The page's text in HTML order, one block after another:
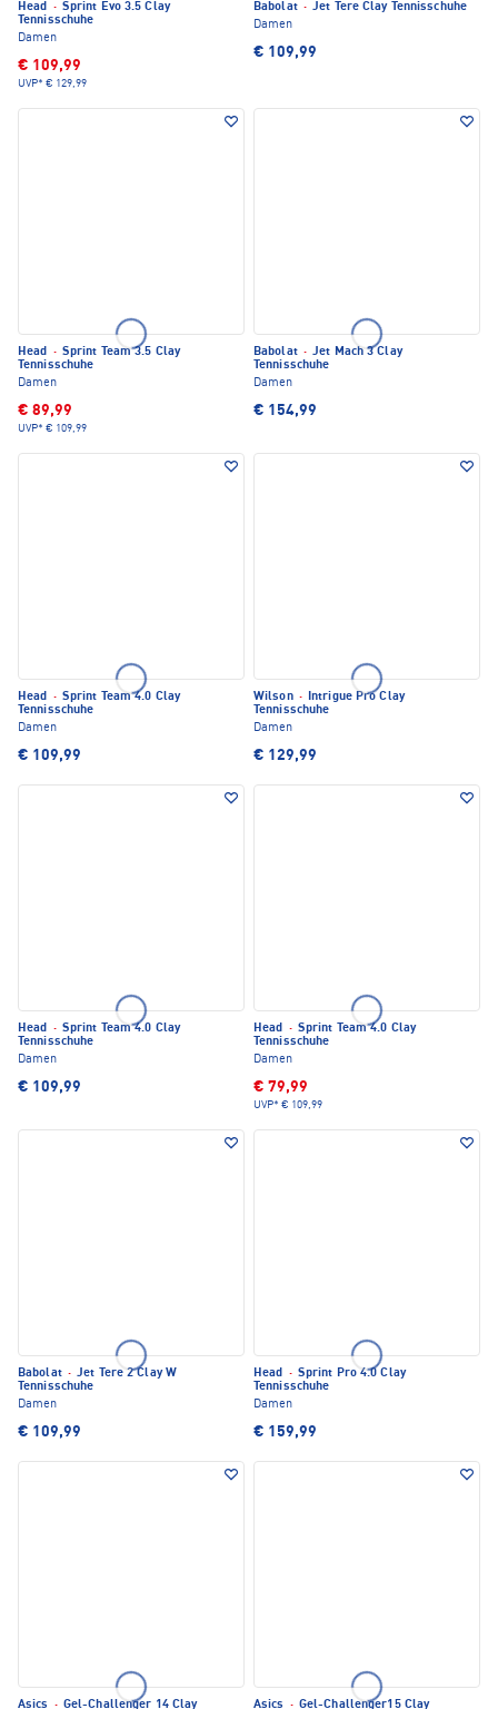
Head · Sprint Evo 3.5 Clay
Tennisschuhe
Damen
€ 109,99
UVP* € 129,99
Babolat · Jet Tere Clay Tennisschuhe
Damen
€ 109,99
Head · Sprint Team 3.5 Clay
Tennisschuhe
Damen
€ 89,99
UVP* € 109,99
Babolat · Jet Mach 3 Clay
Tennisschuhe
Damen
€ 154,99
Head · Sprint Team 4.0 Clay
Tennisschuhe
Damen
€ 109,99
Wilson · Intrigue Pro Clay
Tennisschuhe
Damen
€ 129,99
Head · Sprint Team 4.0 Clay
Tennisschuhe
Damen
€ 109,99
Head · Sprint Team 4.0 Clay
Tennisschuhe
Damen
€ 79,99
UVP* € 109,99
Babolat · Jet Tere 2 Clay W
Tennisschuhe
Damen
€ 109,99
Head · Sprint Pro 4.0 Clay
Tennisschuhe
Damen
€ 159,99
Asics · Gel-Challenger 14 Clay Asics · Gel-Challenger15 Clay